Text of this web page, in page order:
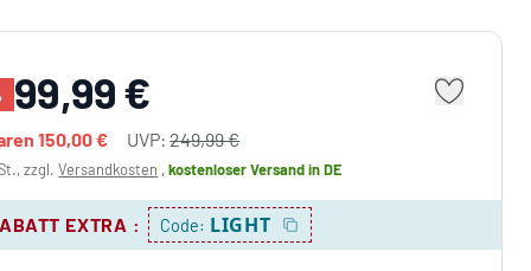
99,99 €
150,00 € UVP:249,99 €
zzgl.Versandkosten ,kostenloser Versandin DE
EXTRA : Code: LIGHT